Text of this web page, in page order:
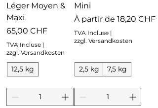
Léger Moyen &
Maxi
Prix
65,00 CHF
TVA Incluse |
zzgl. Versandkosten
12,5 kg
Mini
À partir de 18,20 CHF
Prix promotionnel
TVA Incluse |
zzgl. Versandkosten
2,5 kg 7,5 kg